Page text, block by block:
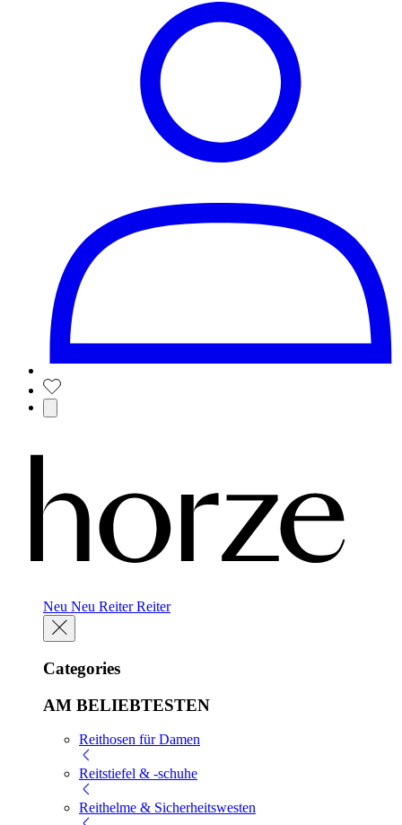
Neu Neu Reiter Reiter
Categories
AM BELIEBTESTEN
Reithosen für Damen
Reitstiefel & -schuhe
Reithelme & Sicherheitswesten